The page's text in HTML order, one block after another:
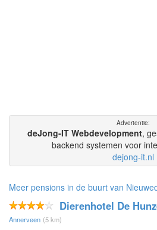
deJong-IT Webdevelopment,
backend systemen voor
dejong-it.nl
Meer pensions in de buurt van
Dierenhotel De
Annerveen (5 km)